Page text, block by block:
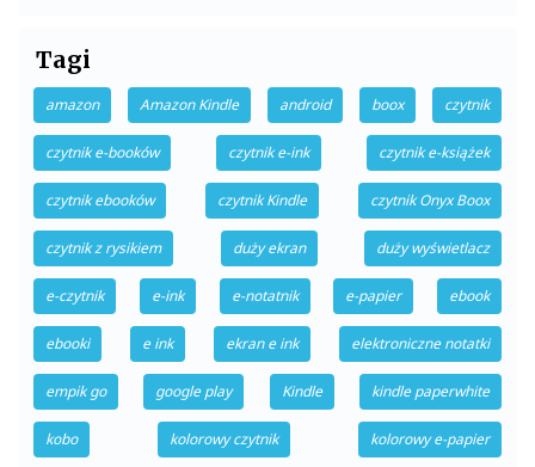
Tagi
amazon Amazon Kindle android boox czytnik
czytnik e-booków czytnik e-ink czytnik e-książek
czytnik ebooków czytnik Kindle czytnik Onyx Boox
czytnik z rysikiem duży ekran duży wyświetlacz
e-czytnik e-ink e-notatnik e-papier ebook
ebooki e ink ekran e ink elektroniczne notatki
empik go google play Kindle kindle paperwhite
kobo kolorowy czytnik kolorowy e-papier